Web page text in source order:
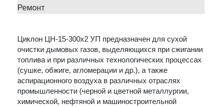
Ремонт
Циклон ЦН-15-300х2 УП предназначен для сухой
очистки дымовых газов, выделяющихся при сжигании
топлива и при различных технологических процессах
(сушке, обжиге, агломерации и др.), а также
аспирационного воздуха в различных отраслях
промышленности (черной и цветной металлургии,
химической, нефтяной и машиностроительной